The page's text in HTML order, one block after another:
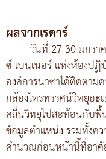
ผลจากเรดาร์
วันที่ 27-30 มกร
ซ์ เบนเนอร์ แห่งห้องป
องค์การนาซาได้ติดตาม
กล้องโทรทรรศน์วิทยุอะ
คลื่นวิทยุไปสะท้อนกับพื้
ข้อมูลตำแหน่ง รวมทั้งคว
คำนวณก่อนหน้านี้ที่อาศั